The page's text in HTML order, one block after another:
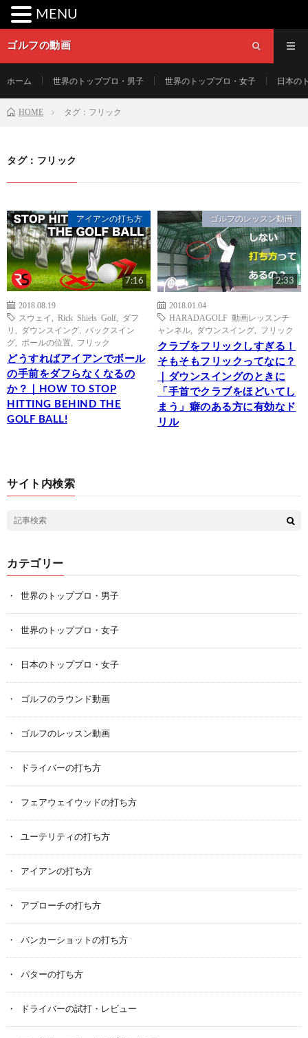
ゴルフの動画
ホーム 世界のトッププロ・男子 世界のトッププロ・女子 日本の
HOME タグ：フリック
タグ：フリック
アイアンの打ち方
7:16
2018.08.19
スウェイ
Rick Shiels Golf
ダフ
リ
ダウンスイング
バックスイン
グ
ボールの位置 フリック
どうすればアイアンでボール
の手前をダフらなくなるの
か？｜HOW TO STOP
HITTING BEHIND THE
GOLF BALL!
ゴルフのレッスン動画
2:33
2018.01.04
HARADAGOLF 動画レッスンチ
ャンネル
ダウンスイング フリック
クラブをフリックしすぎる！
そもそもフリックってなに？
｜ダウンスイングのときに
「手首でクラブをほどいてし
まう」癖のある方に有効なド
リル
サイト内検索
カテゴリー
世界のトッププロ・男子
世界のトッププロ・女子
日本のトッププロ・女子
ゴルフのラウンド動画
ゴルフのレッスン動画
ドライバーの打ち方
フェアウェイウッドの打ち方
ユーテリティの打ち方
アイアンの打ち方
アプローチの打ち方
バンカーショットの打ち方
パターの打ち方
ドライバーの試打・レビュー
MENU